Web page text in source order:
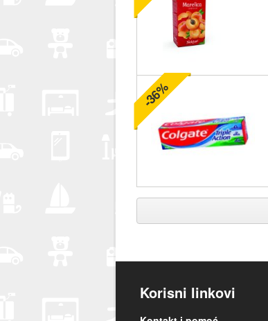
-36%
Korisni linkovi